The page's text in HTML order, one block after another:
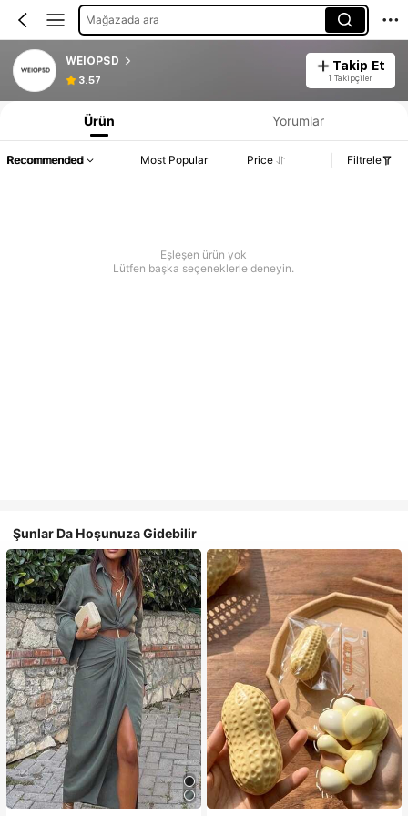
Mağazada ara
WEIOPSD
3.57
Takip Et
1 Takipçiler
Ürün Yorumlar
Recommended Most Popular Price Filtrele
Eşleşen ürün yok
Lütfen başka seçeneklerle deneyin.
Şunlar Da Hoşunuza Gidebilir